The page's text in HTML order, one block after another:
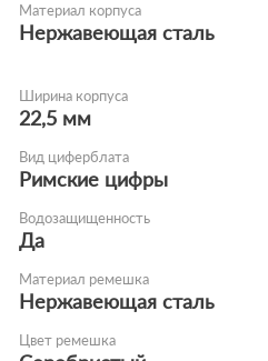
Материал корпуса
Нержавеющая сталь
Ширина корпуса
22,5 мм
Вид циферблата
Римские цифры
Водозащищенность
Да
Материал ремешка
Нержавеющая сталь
Цвет ремешка